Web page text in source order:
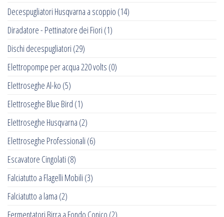
Decespugliatori Husqvarna a scoppio (14)
Diradatore - Pettinatore dei Fiori (1)
Dischi decespugliatori (29)
Elettropompe per acqua 220 volts (0)
Elettroseghe Al-ko (5)
Elettroseghe Blue Bird (1)
Elettroseghe Husqvarna (2)
Elettroseghe Professionali (6)
Escavatore Cingolati (8)
Falciatutto a Flagelli Mobili (3)
Falciatutto a lama (2)